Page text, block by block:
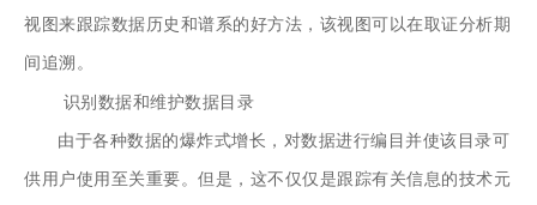
视图来跟踪数据历史和谱系的好方法，该视图可以在取证分析期
间追溯。
识别数据和维护数据目录
由于各种数据的爆炸式增长，对数据进行编目并使该目录可
供用户使用至关重要。但是，这不仅仅是跟踪有关信息的技术元